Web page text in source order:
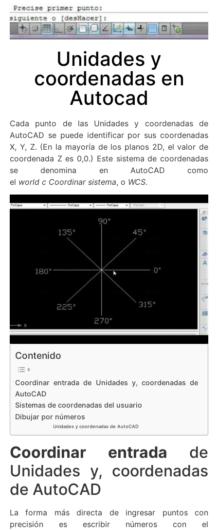
Unidades y
coordenadas en
Autocad
Cada punto de las Unidades y coordenadas de
AutoCAD se puede identificar por sus coordenadas
X, Y, Z. (En la mayoría de los planos 2D, el valor de
coordenada Z es 0,0.) Este sistema de coordenadas
se denomina en AutoCAD como
el world c Coordinar sistema, o WCS.
Contenido
Coordinar entrada de Unidades y, coordenadas de
AutoCAD
Sistemas de coordenadas del usuario
Dibujar por números
Unidades y coordenadas de AutoCAD
Coordinar entrada de
Unidades y, coordenadas
de AutoCAD
La forma más directa de ingresar puntos con
precisión es escribir números con el